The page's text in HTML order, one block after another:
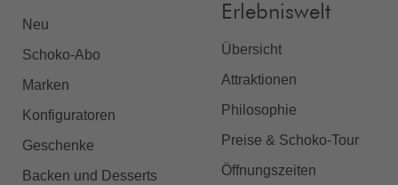
Neu
Schoko-Abo
Marken
Konfiguratoren
Geschenke
Backen und Desserts
Erlebniswelt
Übersicht
Attraktionen
Philosophie
Preise & Schoko-Tour
Öffnungszeiten